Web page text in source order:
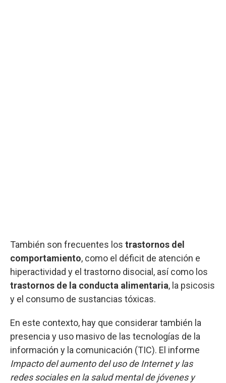
También son frecuentes los trastornos del
comportamiento, como el déficit de atención e
hiperactividad y el trastorno disocial, así como los
trastornos de la conducta alimentaria, la psicosis
y el consumo de sustancias tóxicas.
En este contexto, hay que considerar también la
presencia y uso masivo de las tecnologías de la
información y la comunicación (TIC). El informe
Impacto del aumento del uso de Internet y las
redes sociales en la salud mental de jóvenes y